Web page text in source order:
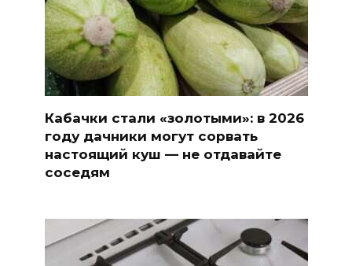
Кабачки стали «золотыми»: в 2026
году дачники могут сорвать
настоящий куш — не отдавайте
соседям